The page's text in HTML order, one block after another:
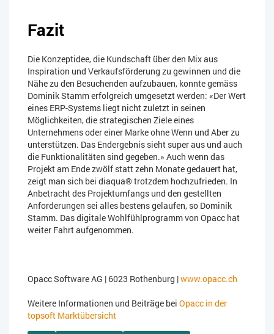
Fazit
Die Konzeptidee, die Kundschaft über den Mix aus
Inspiration und Verkaufsförderung zu gewinnen und die
Nähe zu den Besuchenden aufzubauen, konnte gemäss
Dominik Stamm erfolgreich umgesetzt werden: «Der Wert
eines ERP-Systems liegt nicht zuletzt in seinen
Möglichkeiten, die strategischen Ziele eines
Unternehmens oder einer Marke ohne Wenn und Aber zu
unterstützen. Das Endergebnis sieht super aus und auch
die Funktionalitäten sind gegeben.» Auch wenn das
Projekt am Ende zwölf statt zehn Monate gedauert hat,
zeigt man sich bei diaqua® trotzdem hochzufrieden. In
Anbetracht des Projektumfangs und den gestellten
Anforderungen sei alles bestens gelaufen, so Dominik
Stamm. Das digitale Wohlfühlprogramm von Opacc hat
weiter Fahrt aufgenommen.
Opacc Software AG | 6023 Rothenburg |www.opacc.ch
Weitere Informationen und Beiträge bei Opacc in der
topsoft Marktübersicht